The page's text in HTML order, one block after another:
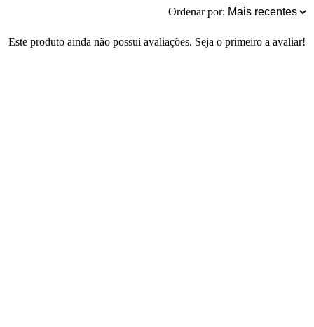
Ordenar por:
Este produto ainda não possui avaliações. Seja o primeiro a avaliar!